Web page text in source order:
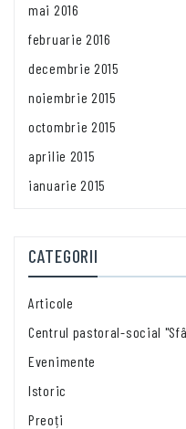
mai 2016
februarie 2016
decembrie 2015
noiembrie 2015
octombrie 2015
aprilie 2015
ianuarie 2015
CATEGORII
Articole
Centrul pastoral-social
Evenimente
Istoric
Preoți